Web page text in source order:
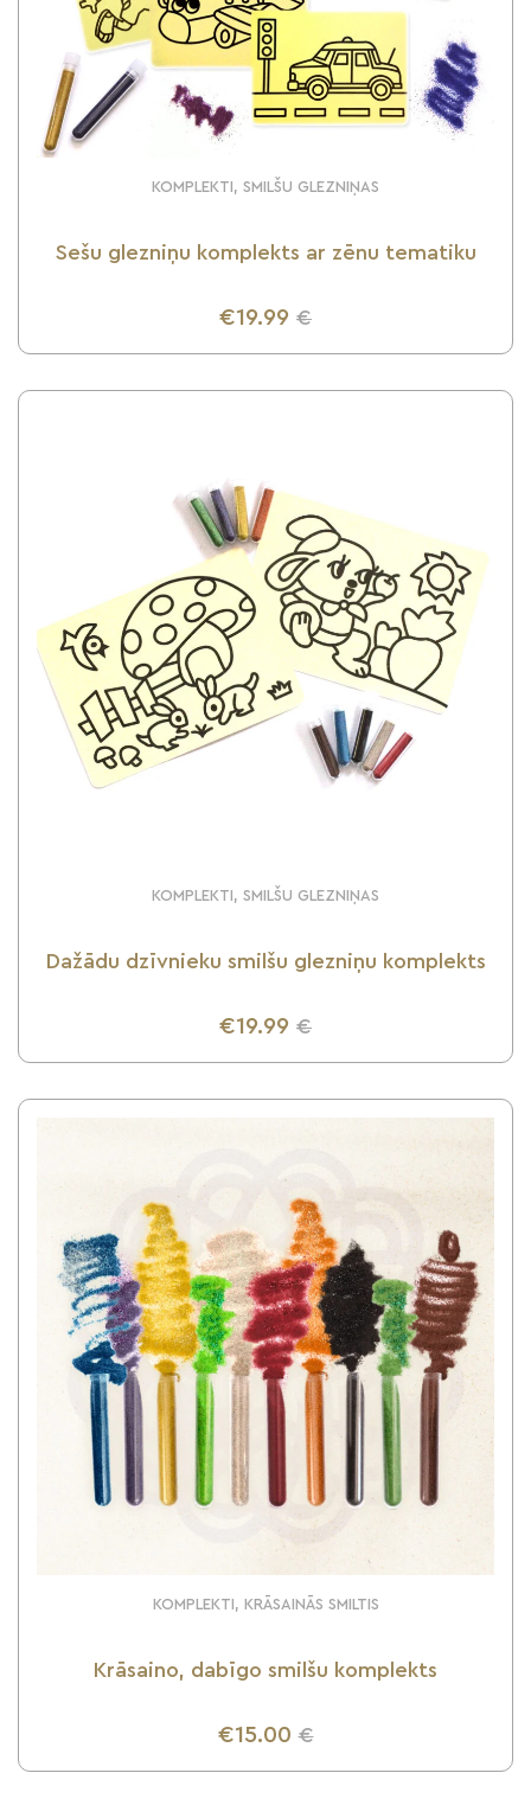
KOMPLEKTI, SMILŠU GLEZNIŅAS
Sešu glezniņu komplekts ar zēnu tematiku
€19.99 €
UZZINI VAIRĀK
KOMPLEKTI, SMILŠU GLEZNIŅAS
Dažādu dzīvnieku smilšu glezniņu komplekts
€19.99 €
UZZINI VAIRĀK
KOMPLEKTI, KRĀSAINĀS SMILTIS
Krāsaino, dabīgo smilšu komplekts
€15.00 €
UZZINI VAIRĀK